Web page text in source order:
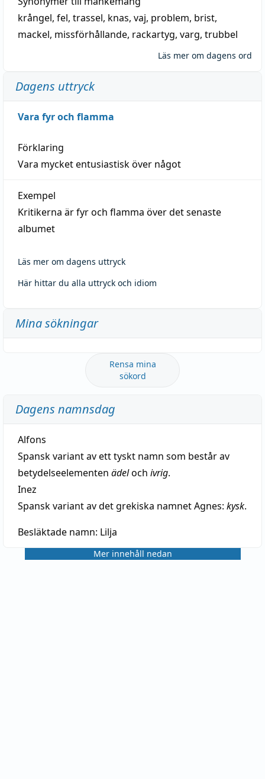
krångel, fel, trassel, knas, vaj, problem, brist,
mackel, missförhållande, rackartyg, varg, trubbel
Läs mer om dagens ord
Dagens uttryck
Vara fyr och flamma
Förklaring
Vara mycket entusiastisk över något
Exempel
Kritikerna är fyr och flamma över det senaste
albumet
Läs mer om dagens uttryck
Här hittar du alla uttryck och idiom
Mina sökningar
Rensa mina
sökord
Dagens namnsdag
Alfons
Spansk variant av ett tyskt namn som består av
betydelseelementen ädeloch ivrig.
Inez
Spansk variant av det grekiska namnet Agnes: kysk.
Besläktade namn: Lilja
Mer innehåll nedan